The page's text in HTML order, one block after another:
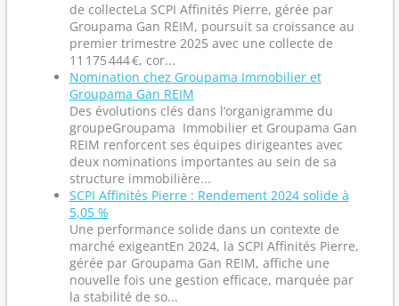
de collecteLa SCPI Affinités Pierre, gérée par
Groupama Gan REIM, poursuit sa croissance au
premier trimestre 2025 avec une collecte de
11 175 444 €, cor...
Nomination chez Groupama Immobilier et
Groupama Gan REIM
Des évolutions clés dans l’organigramme du
groupeGroupama Immobilier et Groupama Gan
REIM renforcent ses équipes dirigeantes avec
deux nominations importantes au sein de sa
structure immobilière...
SCPI Affinités Pierre : Rendement 2024 solide à
5,05 %
Une performance solide dans un contexte de
marché exigeantEn 2024, la SCPI Affinités Pierre,
gérée par Groupama Gan REIM, affiche une
nouvelle fois une gestion efficace, marquée par
la stabilité de so...